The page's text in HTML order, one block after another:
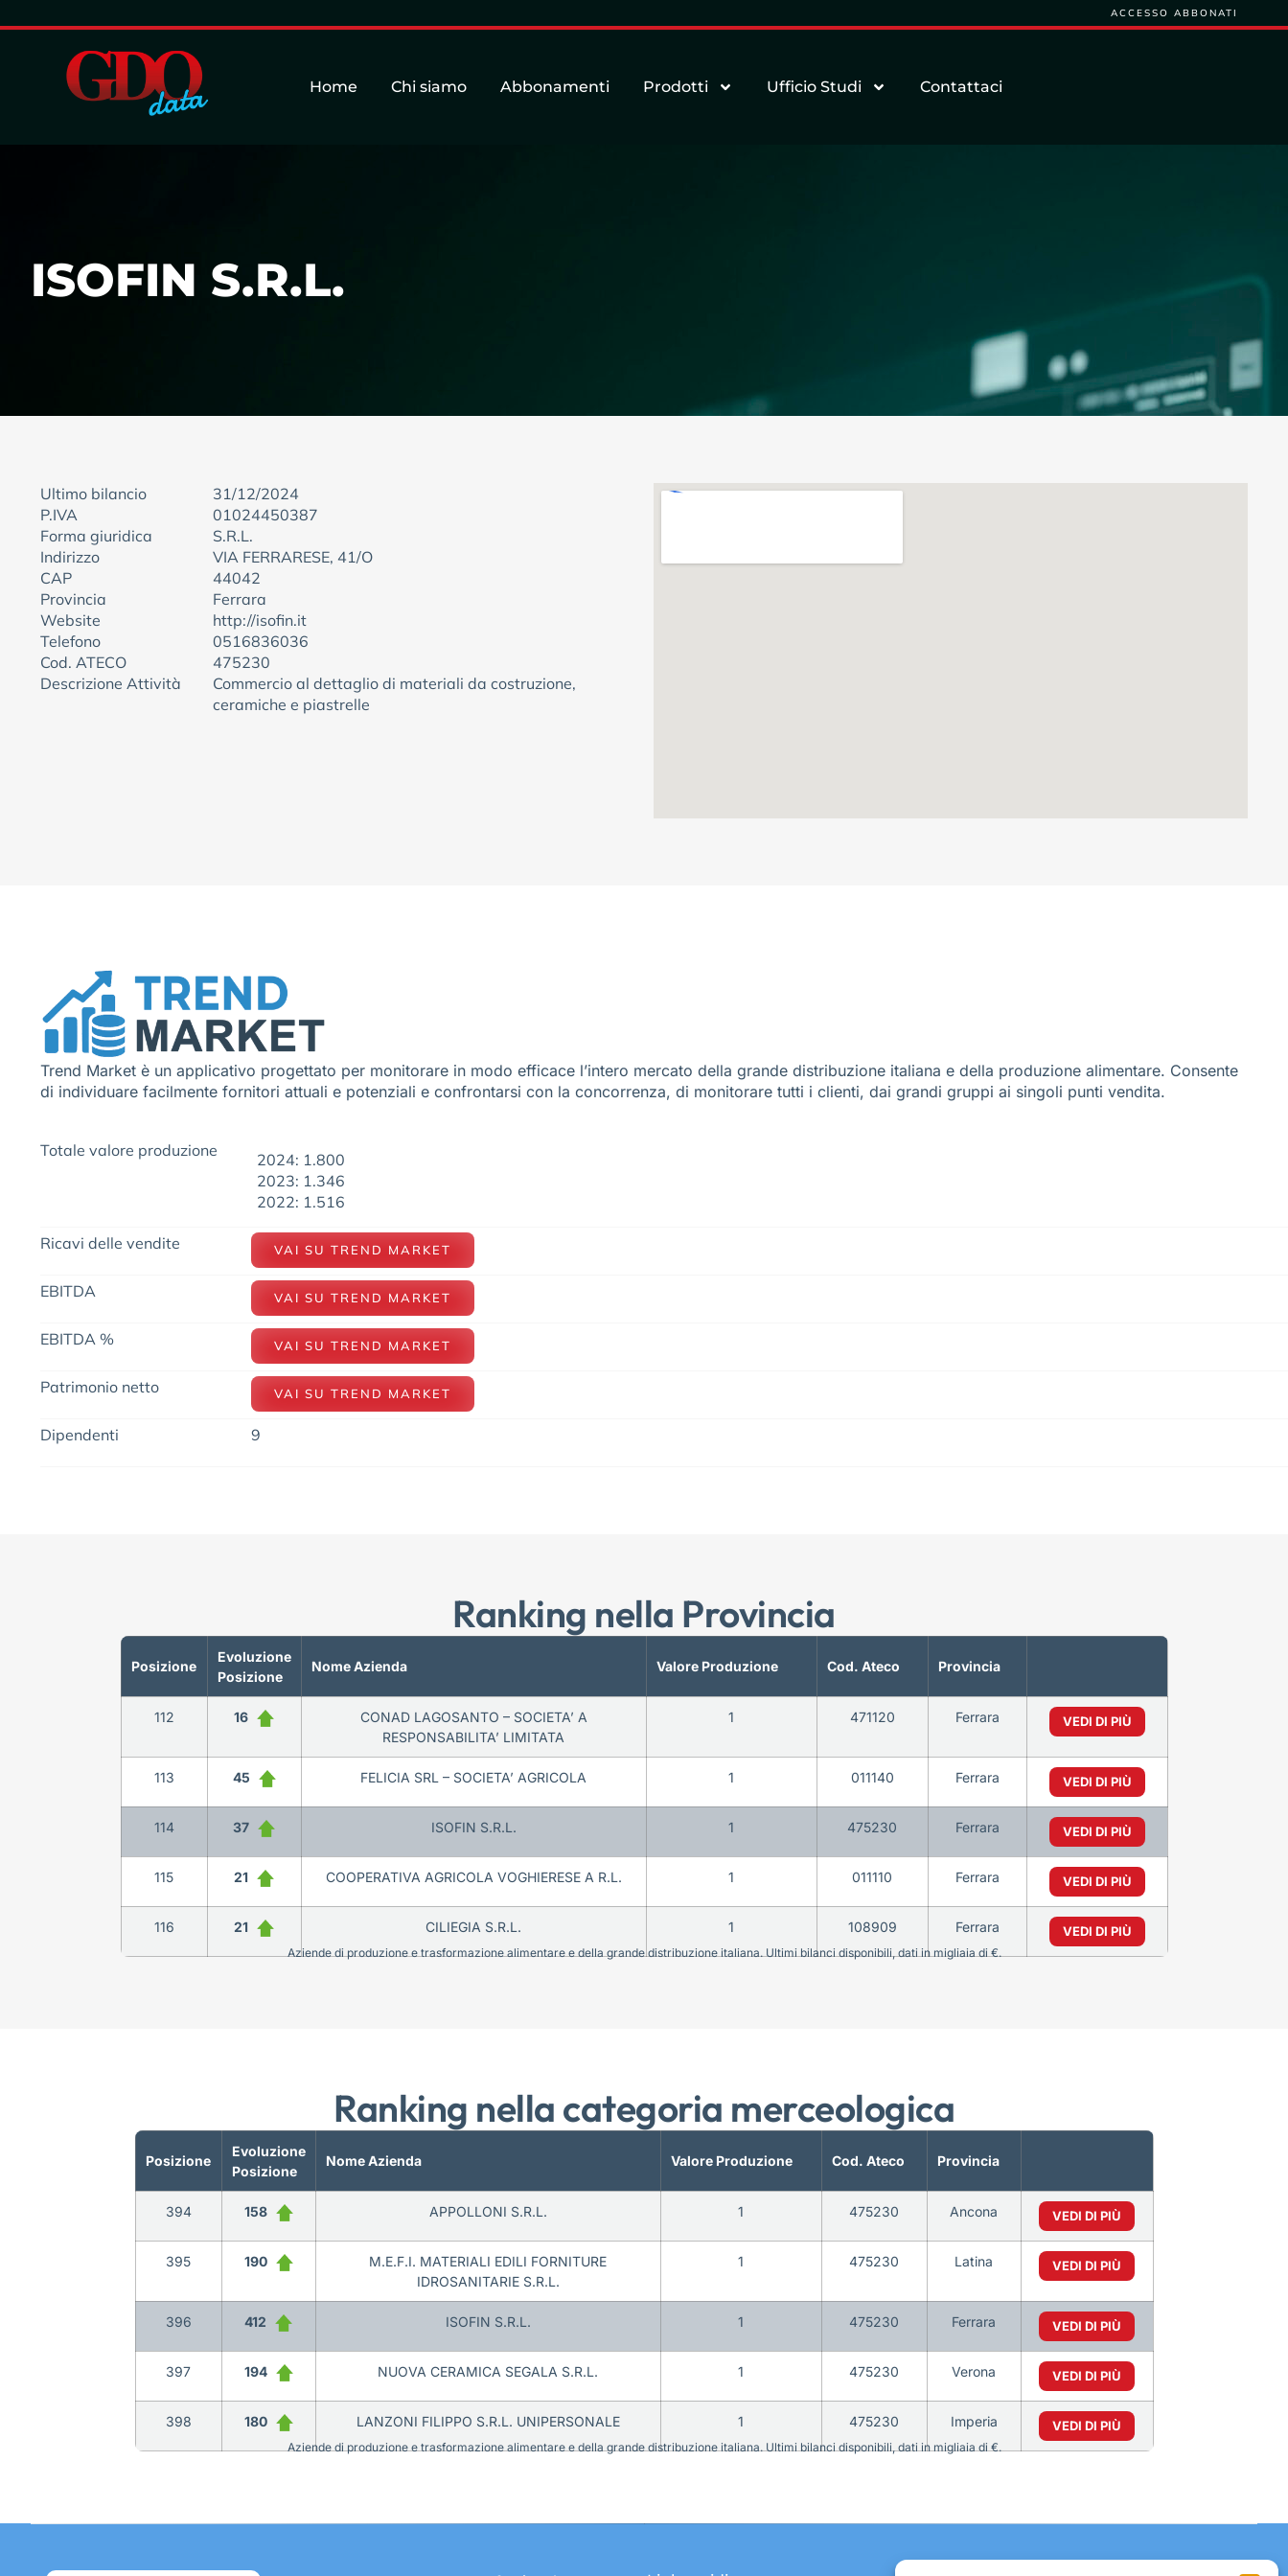
ACCESSO ABBONATI
Home Chi siamo Abbonamenti Prodotti Ufficio Studi Contattaci
ISOFIN S.R.L.
Ultimo bilancio
31/12/2024
P.IVA
01024450387
Forma giuridica
S.R.L.
Indirizzo
VIA FERRARESE, 41/O
CAP
44042
Provincia
Ferrara
Website
http://isofin.it
Telefono
0516836036
Cod. ATECO
475230
Descrizione Attività
Commercio al dettaglio di materiali da costruzione,
ceramiche e piastrelle
Trend Market è un applicativo progettato per monitorare in modo efficace l’intero mercato della grande distribuzione italiana e della produzione alimentare. Consente
di individuare facilmente fornitori attuali e potenziali e confrontarsi con la concorrenza, di monitorare tutti i clienti, dai grandi gruppi ai singoli punti vendita.
Totale valore produzione
2024: 1.800
2023: 1.346
2022: 1.516
Ricavi delle vendite VAI SU TREND MARKET
EBITDA VAI SU TREND MARKET
EBITDA % VAI SU TREND MARKET
Patrimonio netto VAI SU TREND MARKET
Dipendenti 9
Ranking nella Provincia
Posizione
Evoluzione
Posizione
Nome Azienda Valore Produzione Cod. Ateco Provincia
112 16
CONAD LAGOSANTO – SOCIETA’ A
RESPONSABILITA’ LIMITATA
1 471120 Ferrara VEDI DI PIÙ
113 45 FELICIA SRL – SOCIETA’ AGRICOLA 1 011140 Ferrara VEDI DI PIÙ
114 37 ISOFIN S.R.L. 1 475230 Ferrara VEDI DI PIÙ
115 21 COOPERATIVA AGRICOLA VOGHIERESE A R.L. 1 011110 Ferrara VEDI DI PIÙ
116 21 CILIEGIA S.R.L. 1 108909 Ferrara VEDI DI PIÙ
Aziende di produzione e trasformazione alimentare e della grande distribuzione italiana. Ultimi bilanci disponibili, dati in migliaia di €.
Ranking nella categoria merceologica
Posizione
Evoluzione
Posizione
Nome Azienda Valore Produzione Cod. Ateco Provincia
394 158 APPOLLONI S.R.L. 1 475230 Ancona VEDI DI PIÙ
395 190
M.E.F.I. MATERIALI EDILI FORNITURE
IDROSANITARIE S.R.L.
1 475230 Latina VEDI DI PIÙ
396 412 ISOFIN S.R.L. 1 475230 Ferrara VEDI DI PIÙ
397 194 NUOVA CERAMICA SEGALA S.R.L. 1 475230 Verona VEDI DI PIÙ
398 180 LANZONI FILIPPO S.R.L. UNIPERSONALE 1 475230 Imperia VEDI DI PIÙ
Aziende di produzione e trasformazione alimentare e della grande distribuzione italiana. Ultimi bilanci disponibili, dati in migliaia di €.